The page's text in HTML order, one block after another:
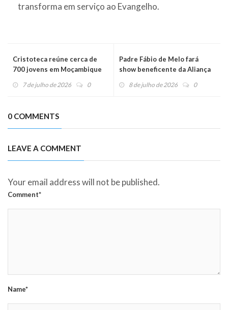
transforma em serviço ao Evangelho.
Cristoteca reúne cerca de
700 jovens em Moçambique
7 de julho de 2026 0
Padre Fábio de Melo fará
show beneficente da Aliança
8 de julho de 2026 0
0 COMMENTS
LEAVE A COMMENT
Your email address will not be published.
Comment*
Name*